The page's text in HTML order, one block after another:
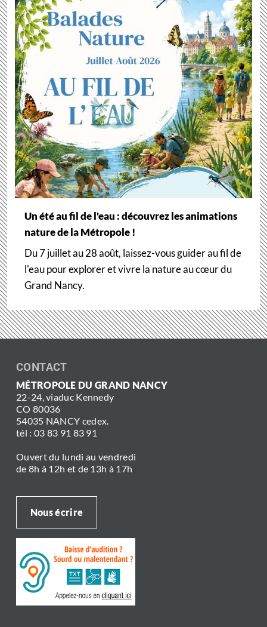
Un été au fil de l'eau : découvrez les animations
nature de la Métropole !
Du 7 juillet au 28 août, laissez-vous guider au fil de
l'eau pour explorer et vivre la nature au cœur du
Grand Nancy.
CONTACT
MÉTROPOLE DU GRAND NANCY
22-24, viaduc Kennedy
CO 80036
54035 NANCY cedex.
tél : 03 83 91 83 91
Ouvert du lundi au vendredi
de 8h à 12h et de 13h à 17h
Nous écrire